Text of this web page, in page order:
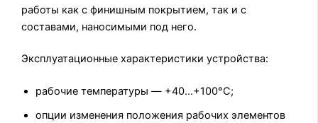
работы как с финишным покрытием, так и с
составами, наносимыми под него.
Эксплуатационные характеристики устройства:
рабочие температуры — +40…+100°С;
опции изменения положения рабочих элементов